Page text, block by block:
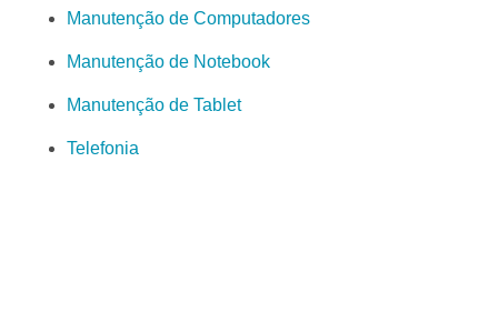
Manutenção de Computadores
Manutenção de Notebook
Manutenção de Tablet
Telefonia